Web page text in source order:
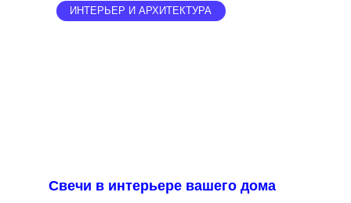
ИНТЕРЬЕР И АРХИТЕКТУРА
Свечи в интерьере вашего дома